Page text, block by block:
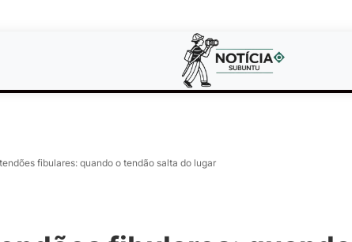
fibulares: quando o tendão salta do lugar